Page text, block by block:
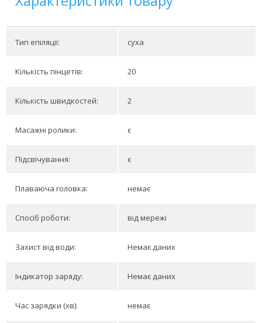
Тип епіляції: суха
Кількість пінцетів: 20
Кількість швидкостей: 2
Масажні ролики: є
Підсвічування: є
Плаваюча головка: немає
Спосіб роботи: від мережі
Захист від води: Немає даних
Індикатор заряду: Немає даних
Час зарядки (хв): немає